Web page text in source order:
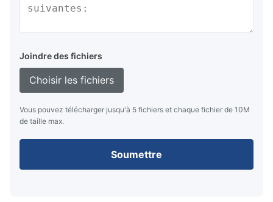
Joindre des fichiers
Choisir les fichiers
Vous pouvez télécharger jusqu'à 5 fichiers et chaque fichier de 10M
de taille max.
Soumettre